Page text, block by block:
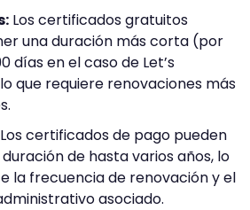
Los certificados gratuitos
una duración más corta (por
días en el caso de Let’s
que requiere renovaciones más
Los certificados de pago pueden
de hasta varios años, lo
la frecuencia de renovación y el
asociado.